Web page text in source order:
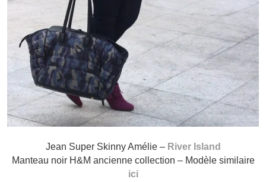
Jean Super Skinny Amélie – River Island
Manteau noir H&M ancienne collection – Modèle similaire
ici